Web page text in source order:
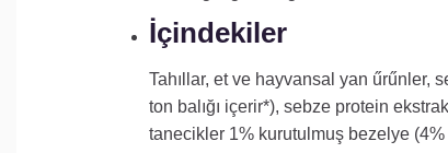
İçindekiler
Tahıllar, et ve hayvansal yan űrűnler,
ton balığı içerir*), sebze protein
tanecikler 1% kurutulmuş bezelye